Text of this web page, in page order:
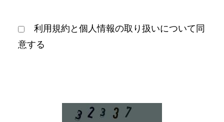
同利用することはありません。
・人の生命、身体および財産等を保護する
また、個人情報を保護するために必要な安
全管理措置の維持・向上に努めてまいりま
利用規約と個人情報の取り扱いについて同
意する